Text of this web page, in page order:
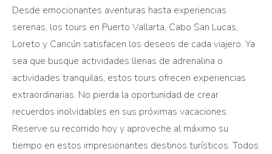
Desde emocionantes aventuras hasta experiencias
serenas, los tours en Puerto Vallarta, Cabo San Lucas,
Loreto y Cancún satisfacen los deseos de cada viajero. Ya
sea que busque actividades llenas de adrenalina o
actividades tranquilas, estos tours ofrecen experiencias
extraordinarias. No pierda la oportunidad de crear
recuerdos inolvidables en sus próximas vacaciones.
Reserve su recorrido hoy y aproveche al máximo su
tiempo en estos impresionantes destinos turísticos. Todos